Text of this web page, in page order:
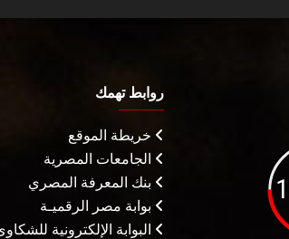
روابط تهمك
خريطة الموقع
الجامعات المصرية
بنك المعرفة المصري
بوابة مصر الرقميـة
البوابة الإلكترونية